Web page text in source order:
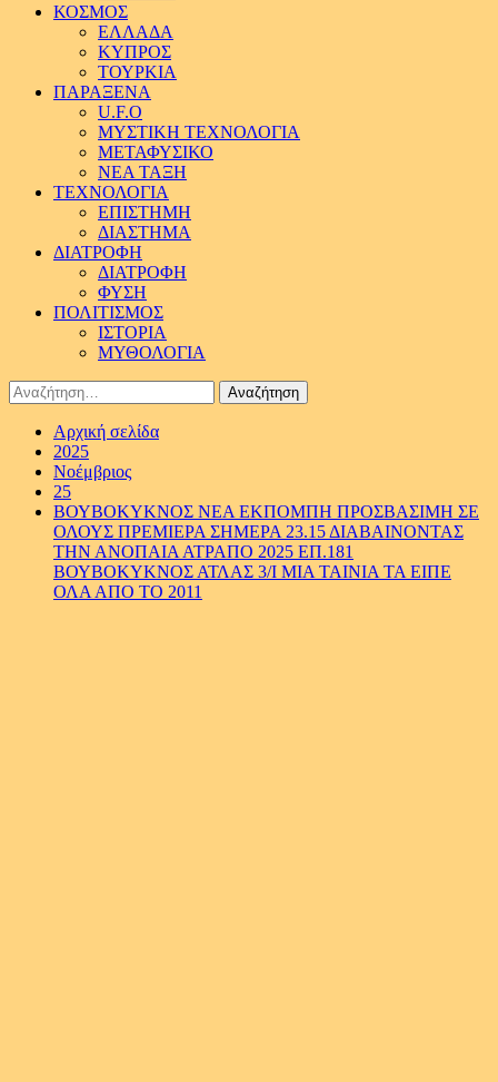
ΚΟΣΜΟΣ
ΕΛΛΑΔΑ
ΚΥΠΡΟΣ
ΤΟΥΡΚΙΑ
ΠΑΡΑΞΕΝΑ
U.F.O
ΜΥΣΤΙΚΗ ΤΕΧΝΟΛΟΓΙΑ
ΜΕΤΑΦΥΣΙΚΟ
ΝΕΑ ΤΑΞΗ
ΤΕΧΝΟΛΟΓΙΑ
ΕΠΙΣΤΗΜΗ
ΔΙΑΣΤΗΜΑ
ΔΙΑΤΡΟΦΗ
ΔΙΑΤΡΟΦΗ
ΦΥΣΗ
ΠΟΛΙΤΙΣΜΟΣ
ΙΣΤΟΡΙΑ
ΜΥΘΟΛΟΓΙΑ
Αναζήτηση
για:
Αρχική σελίδα
2025
Νοέμβριος
25
ΒΟΥΒΟΚΥΚΝΟΣ ΝΕΑ ΕΚΠΟΜΠΗ ΠΡΟΣΒΑΣΙΜΗ ΣΕ
ΟΛΟΥΣ ΠΡΕΜΙΕΡΑ ΣΗΜΕΡΑ 23.15 ΔΙΑΒΑΙΝΟΝΤΑΣ
ΤΗΝ ΑΝΟΠΑΙΑ ΑΤΡΑΠΟ 2025 ΕΠ.181
ΒΟΥΒΟΚΥΚΝΟΣ ΑΤΛΑΣ 3/Ι ΜΙΑ ΤΑΙΝΙΑ ΤΑ ΕΙΠΕ
ΟΛΑ ΑΠΟ ΤΟ 2011